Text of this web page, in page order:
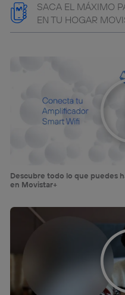
SACA EL MÁXIMO
EN TU HOGAR
Descubre todo lo que puedes
en Movistar+